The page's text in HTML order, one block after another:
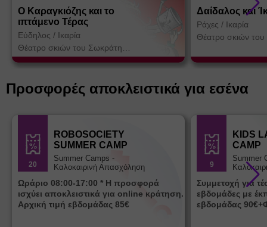
Ο Καραγκιόζης και το
ιπτάμενο Τέρας
Εύδηλος / Ικαρία
Θέατρο σκιών του Σωκράτη
Κοτσορέ
Δαίδαλος και
Ράχες / Ικαρία
Θέατρο σκιών
Προσφορές αποκλειστικά για εσένα
20
ROBOSOCIETY
SUMMER CAMP
Summer Camps -
Καλοκαιρινή Απασχόληση
Ωράριο 08:00-17:00 * Η προσφορά
ισχύει αποκλειστικά για online κράτηση.
Αρχική τιμή εβδομάδας 85€
9
KIDS
CAMP
Summer
Συμμετοχή για
εβδομάδες με
εβδομάδας